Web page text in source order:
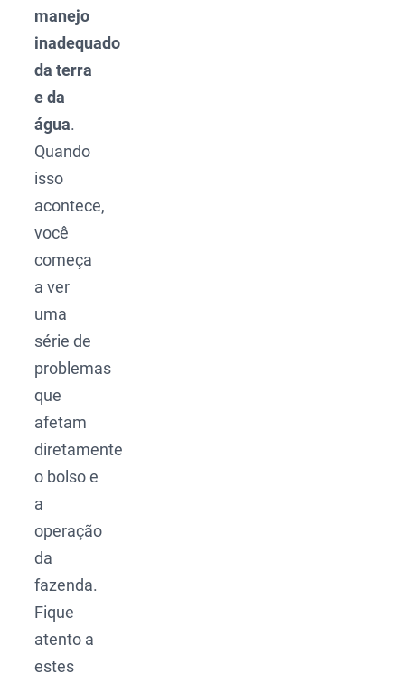
manejo
inadequado
da terra
e da
água.
Quando
isso
acontece,
você
começa
a ver
uma
série de
problemas
que
afetam
diretamente
o bolso e
a
operação
da
fazenda.
Fique
atento a
estes